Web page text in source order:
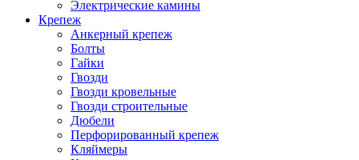
Электрические камины
Крепеж
Анкерный крепеж
Болты
Гайки
Гвозди
Гвозди кровельные
Гвозди строительные
Дюбели
Перфорированный крепеж
Кляймеры